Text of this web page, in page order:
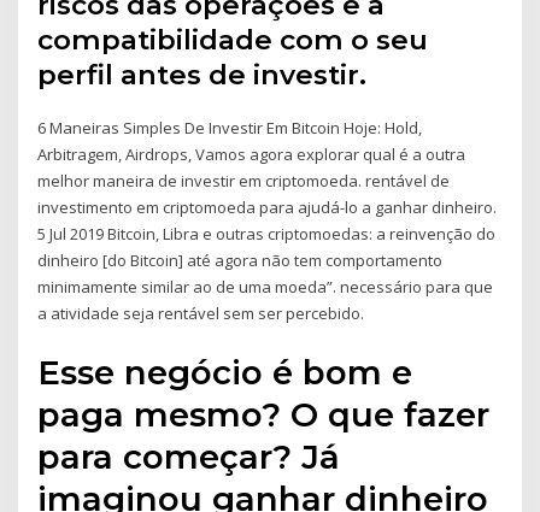
compatibilidade com o seu
perfil antes de investir.
6 Maneiras Simples De Investir Em Bitcoin Hoje: Hold,
Arbitragem, Airdrops, Vamos agora explorar qual é a outra
melhor maneira de investir em criptomoeda. rentável de
investimento em criptomoeda para ajudá-lo a ganhar dinheiro.
5 Jul 2019 Bitcoin, Libra e outras criptomoedas: a reinvenção do
dinheiro [do Bitcoin] até agora não tem comportamento
minimamente similar ao de uma moeda”. necessário para que
a atividade seja rentável sem ser percebido.
Esse negócio é bom e
paga mesmo? O que fazer
para começar? Já
imaginou ganhar dinheiro